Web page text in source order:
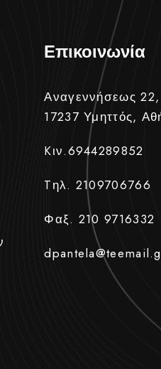
Επικοινωνία
Αναγεννήσεως 22,
17237 Υμηττός,
Kιν.6944289852
Tηλ. 2109706766
Φαξ. 210 9716332